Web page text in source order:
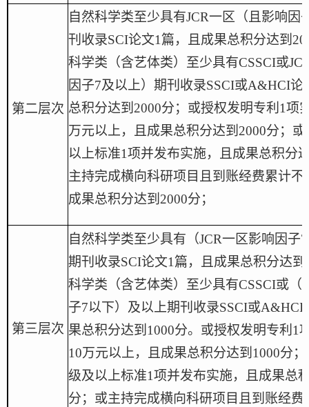
第二层次
自然科学类至少具有JCR一区（且影响因
刊收录SCI论文1篇，且成果总积分达到 2
科学类 （含艺体类） 至少具有CSSCI或
因子7及以上） 期刊收录SSCI或A&HCI论
总积分达到 2000分；或授权发明专利 1项
万元以上，且 成果总积分达到 2000分； 或
以上标准1项并发布实施，
且成果总积分
主持完成横向科研项目 且 到账经费累计不
成果总积分达到 2000分；
第三层次
自然科学类至少具有 （JCR一区影响因子
期刊收录SCI论文1篇，且成果总积分达到
科学类 （含艺体类） 至少具有CSSCI或 （
子7以下） 及以上期刊收录SSCI或A&HCI
果总积分达到1000分。 或授权发明专利 1
10万元以上，且 成果总积分达到 1000分；
级及以上标准1项并发布实施，
且成果总
分；或主持完成横向科研项目 且 到账经费